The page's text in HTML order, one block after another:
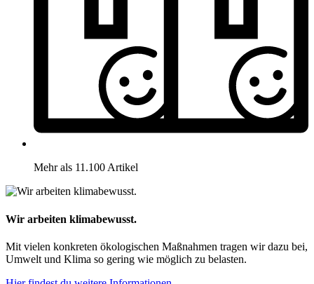
Mehr als 11.100 Artikel
Wir arbeiten klimabewusst.
Mit vielen konkreten ökologischen Maßnahmen tragen wir dazu bei,
Umwelt und Klima so gering wie möglich zu belasten.